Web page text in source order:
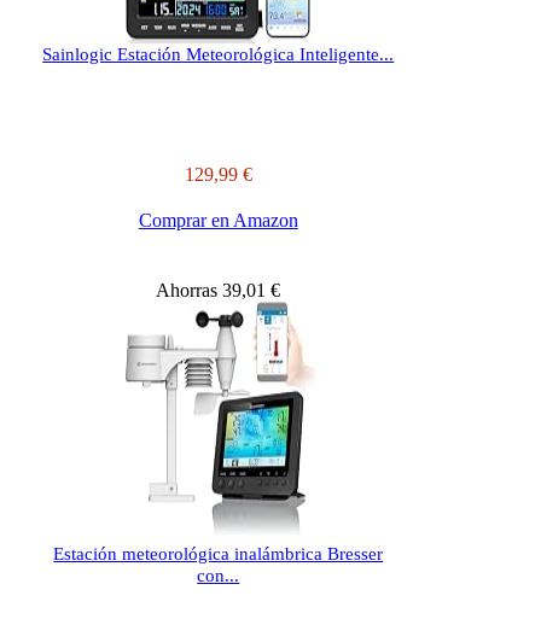
Sainlogic Estación Meteorológica Inteligente...
129,99 €
Comprar en Amazon
Ahorras 39,01 €
Estación meteorológica inalámbrica Bresser
con...